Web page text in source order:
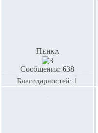
Пенка
Сообщения: 638
Благодарностей: 1